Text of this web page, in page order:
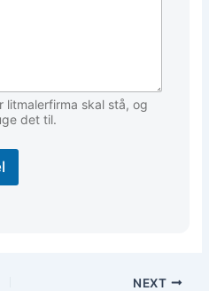
litmalerfirma skal stå, og
det til.
NEXT